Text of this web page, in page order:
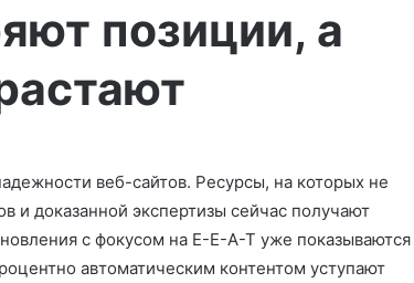
позиции, а
веб-сайтов. Ресурсы, на которых не
и доказанной экспертизы сейчас получают
с фокусом на E-E-A-T уже показываются
автоматическим контентом уступают